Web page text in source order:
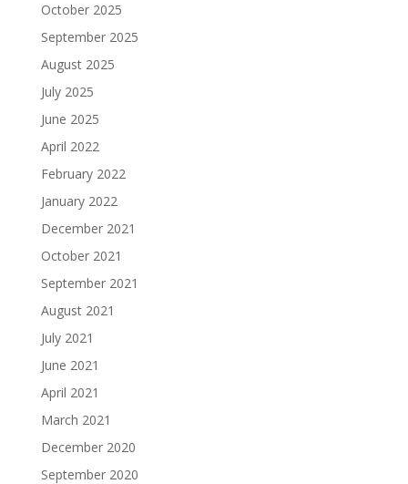
October 2025
September 2025
August 2025
July 2025
June 2025
April 2022
February 2022
January 2022
December 2021
October 2021
September 2021
August 2021
July 2021
June 2021
April 2021
March 2021
December 2020
September 2020